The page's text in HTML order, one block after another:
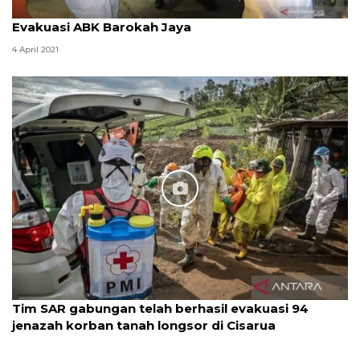
Evakuasi ABK Barokah Jaya
4 April 2021
Tim SAR gabungan telah berhasil evakuasi 94
jenazah korban tanah longsor di Cisarua